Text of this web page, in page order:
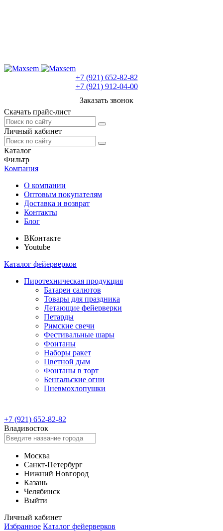
+7 (921) 652-82-82
+7 (921) 912-04-00
Заказать звонок
Скачать прайс-лист
Личный кабинет
Каталог
Фильтр
Компания
О компании
Оптовым покупателям
Доставка и возврат
Контакты
Блог
ВКонтакте
Youtube
Каталог фейерверков
Пиротехническая продукция
Батареи салютов
Товары для праздника
Летающие фейерверки
Петарды
Римские свечи
Фестивальные шары
Фонтаны
Наборы ракет
Цветной дым
Фонтаны в торт
Бенгальские огни
Пневмохлопушки
+7 (921) 652-82-82
Владивосток
Москва
Санкт-Петербург
Нижний Новгород
Казань
Челябинск
Выйти
Личный кабинет
Избранное Каталог фейерверков